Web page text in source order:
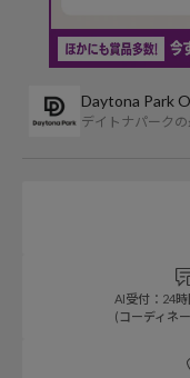
Daytona Park
デイトナパーク
AI受付：24
(コーディネ